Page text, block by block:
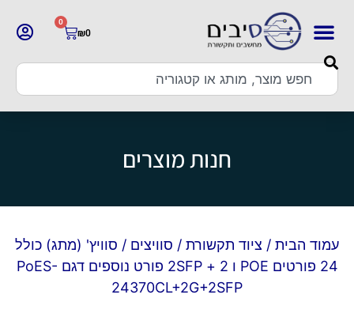
₪0
0
חנות מוצרים
עמוד הבית / ציוד תקשורת / סוויצים / סוויץ' (מתג) כולל
24 פורטים POE ו 2 + 2SFP פורט נוספים דגם PoES-
24370CL+2G+2SFP